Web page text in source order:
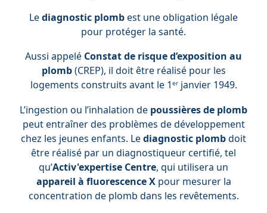
Lediagnostic plombest une obligation légale
pour protéger la santé.
Aussi appelé Constat de risque d’exposition au
plomb(CREP), il doit être réalisé pour les
logements construits avant le 1ᵉʳ janvier 1949.
L’ingestion ou l’inhalation de poussières de plomb
peut entraîner des problèmes de développement
chez les jeunes enfants. Lediagnostic plombdoit
être réalisé par un diagnostiqueur certifié, tel
qu’Activ'expertise Centre, qui utilisera un
appareil à fluorescence Xpour mesurer la
concentration de plomb dans les revêtements.